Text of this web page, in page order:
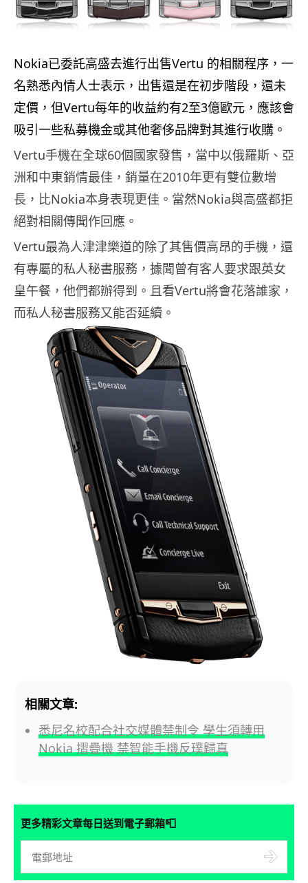
Nokia已委託高盛去進行出售Vertu 的相關程序，一
名熟悉內情人士表示，出售還是在初步階段，還未
定價，但Vertu每年的收益約有2至3億歐元，應該會
吸引一些私募機金或其他奢侈品牌對其進行收購。
Vertu手機在全球60個國家發售，當中以俄羅斯、亞
洲和中東銷情最佳，銷量在2010年更有雙位數增
長，比Nokia本身表現更佳。當然Nokia與高盛都拒
絕對相關傳聞作回應。
Vertu最為人津津樂道的除了其售價高昂的手機，還
有專屬的私人秘書服務，據聞曾有客人要求跟英女
皇午餐，他們都辦得到。且看Vertu將會花落誰家，
而私人秘書服務又能否延續。
相關文章:
悉尼名校配合社交媒體禁制令 學生須轉用
Nokia 摺疊機 禁智能手機反璞歸真
更多精彩文章每日送到電子郵箱📮